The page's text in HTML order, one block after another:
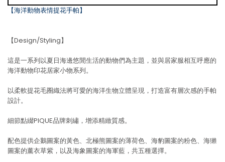
【海洋動物表情提花手帕】
【Design/Styling】
這是一系列以夏日海邊悠閒生活的動物們為主題，並與居家服相互呼應的
海洋動物印花居家小物系列。
以柔軟提花毛圈織法將可愛的海洋生物立體呈現，打造富有層次感的手帕
設計。
細節點綴PIQUE品牌刺繡，增添精緻質感。
配色提供企鵝圖案的黃色、北極熊圖案的薄荷色、海豹圖案的粉色、海獺
圖案的薰衣草紫，以及海象圖案的海軍藍，共五種選擇。